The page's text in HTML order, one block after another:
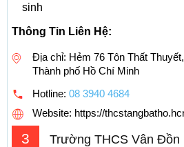
sinh
Thông Tin Liên Hệ:
Địa chỉ: Hẻm 76 Tôn Thất
Thành phố Hồ Chí Minh
Hotline: 08 3940 4684
Website: https://
3 Trường THCS Vân Đồn